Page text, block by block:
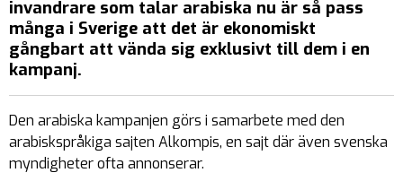
invandrare som talar arabiska nu är så pass
många i Sverige att det är ekonomiskt
gångbart att vända sig exklusivt till dem i en
kampanj.
Den arabiska kampanjen görs i samarbete med den
arabiskspråkiga sajten Alkompis, en sajt där även svenska
myndigheter ofta annonserar.